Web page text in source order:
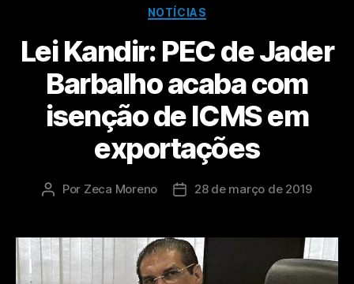
NOTÍCIAS
Lei Kandir: PEC de Jader
Barbalho acaba com
isenção de ICMS em
exportações
Por Zeca Moreno 28 de março de 2019